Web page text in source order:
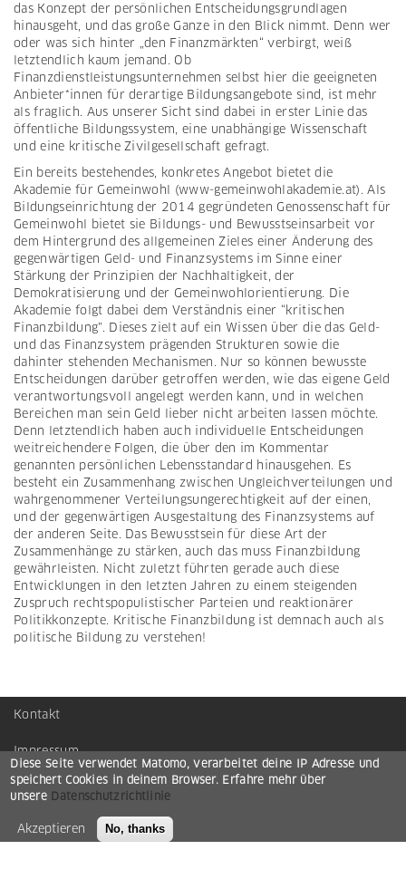
das Konzept der persönlichen Entscheidungsgrundlagen
hinausgeht, und das große Ganze in den Blick nimmt. Denn wer
oder was sich hinter „den Finanzmärkten“ verbirgt, weiß
letztendlich kaum jemand. Ob
Finanzdienstleistungsunternehmen selbst hier die geeigneten
Anbieter*innen für derartige Bildungsangebote sind, ist mehr
als fraglich. Aus unserer Sicht sind dabei in erster Linie das
öffentliche Bildungssystem, eine unabhängige Wissenschaft
und eine kritische Zivilgesellschaft gefragt.
Ein bereits bestehendes, konkretes Angebot bietet die
Akademie für Gemeinwohl (www-gemeinwohlakademie.at). Als
Bildungseinrichtung der 2014 gegründeten Genossenschaft für
Gemeinwohl bietet sie Bildungs- und Bewusstseinsarbeit vor
dem Hintergrund des allgemeinen Zieles einer Änderung des
gegenwärtigen Geld- und Finanzsystems im Sinne einer
Stärkung der Prinzipien der Nachhaltigkeit, der
Demokratisierung und der Gemeinwohlorientierung. Die
Akademie folgt dabei dem Verständnis einer “kritischen
Finanzbildung”. Dieses zielt auf ein Wissen über die das Geld-
und das Finanzsystem prägenden Strukturen sowie die
dahinter stehenden Mechanismen. Nur so können bewusste
Entscheidungen darüber getroffen werden, wie das eigene Geld
verantwortungsvoll angelegt werden kann, und in welchen
Bereichen man sein Geld lieber nicht arbeiten lassen möchte.
Denn letztendlich haben auch individuelle Entscheidungen
weitreichendere Folgen, die über den im Kommentar
genannten persönlichen Lebensstandard hinausgehen. Es
besteht ein Zusammenhang zwischen Ungleichverteilungen und
wahrgenommener Verteilungsungerechtigkeit auf der einen,
und der gegenwärtigen Ausgestaltung des Finanzsystems auf
der anderen Seite. Das Bewusstsein für diese Art der
Zusammenhänge zu stärken, auch das muss Finanzbildung
gewährleisten. Nicht zuletzt führten gerade auch diese
Entwicklungen in den letzten Jahren zu einem steigenden
Zuspruch rechtspopulistischer Parteien und reaktionärer
Politikkonzepte. Kritische Finanzbildung ist demnach auch als
politische Bildung zu verstehen!
Footer
menu
Kontakt
Impressum
Datenschutzerklärung
Admin
Diese Seite verwendet Matomo, verarbeitet deine IP Adresse und
speichert Cookies in deinem Browser. Erfahre mehr über
unsere Datenschutzrichtlinie
Akzeptieren No, thanks